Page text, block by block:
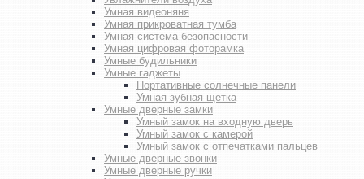
Умная видеоняня
Умная прикроватная тумба
Умная система безопасности
Умная цифровая фоторамка
Умные будильники
Умные гаджеты
Портативные солнечные панели
Умная зубная щетка
Умные дверные замки
Умный замок на входную дверь
Умный замок с камерой
Умный замок с отпечатками пальцев
Умные дверные звонки
Умные дверные ручки